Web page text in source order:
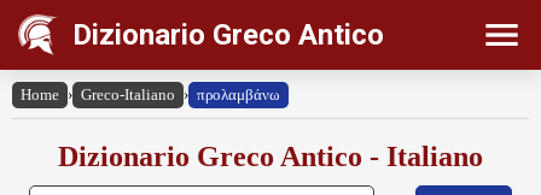
Dizionario Greco Antico
Home › Greco-Italiano › προλαμβάνω
Dizionario Greco Antico - Italiano